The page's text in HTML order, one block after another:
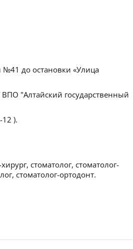
до остановки «Улица
"Алтайский государственный
).
стоматолог, стоматолог-
стоматолог-ортодонт.